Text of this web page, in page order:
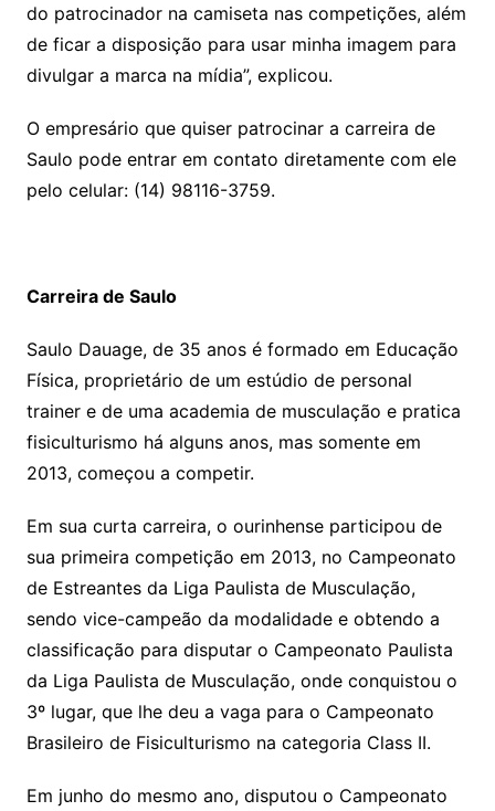
do patrocinador na camiseta nas competições, além
de ficar a disposição para usar minha imagem para
divulgar a marca na mídia”, explicou.
O empresário que quiser patrocinar a carreira de
Saulo pode entrar em contato diretamente com ele
pelo celular: (14) 98116-3759.
Carreira de Saulo
Saulo Dauage, de 35 anos é formado em Educação
Física, proprietário de um estúdio de personal
trainer e de uma academia de musculação e pratica
fisiculturismo há alguns anos, mas somente em
2013, começou a competir.
Em sua curta carreira, o ourinhense participou de
sua primeira competição em 2013, no Campeonato
de Estreantes da Liga Paulista de Musculação,
sendo vice-campeão da modalidade e obtendo a
classificação para disputar o Campeonato Paulista
da Liga Paulista de Musculação, onde conquistou o
3º lugar, que lhe deu a vaga para o Campeonato
Brasileiro de Fisiculturismo na categoria Class II.
Em junho do mesmo ano, disputou o Campeonato